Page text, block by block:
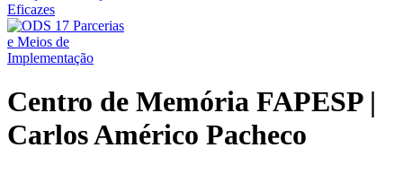
Centro de Memória FAPESP |
Carlos Américo Pacheco